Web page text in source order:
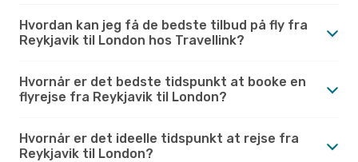
Hvordan kan jeg få de bedste tilbud på fly fra
Reykjavik til London hos Travellink?
Hvornår er det bedste tidspunkt at booke en
flyrejse fra Reykjavik til London?
Hvornår er det ideelle tidspunkt at rejse fra
Reykjavik til London?